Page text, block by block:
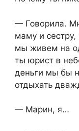
— Говорила.
маму и
мы живем на
ты юрист в
деньги мы бы
отдыхать
— Марин, я…